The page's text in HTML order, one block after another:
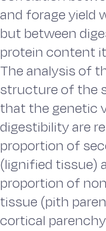
and forage yield
but between
protein content
The analysis of
structure of the
that the genetic
digestibility are
proportion of
(lignified tissue)
proportion of
tissue (pith
cortical